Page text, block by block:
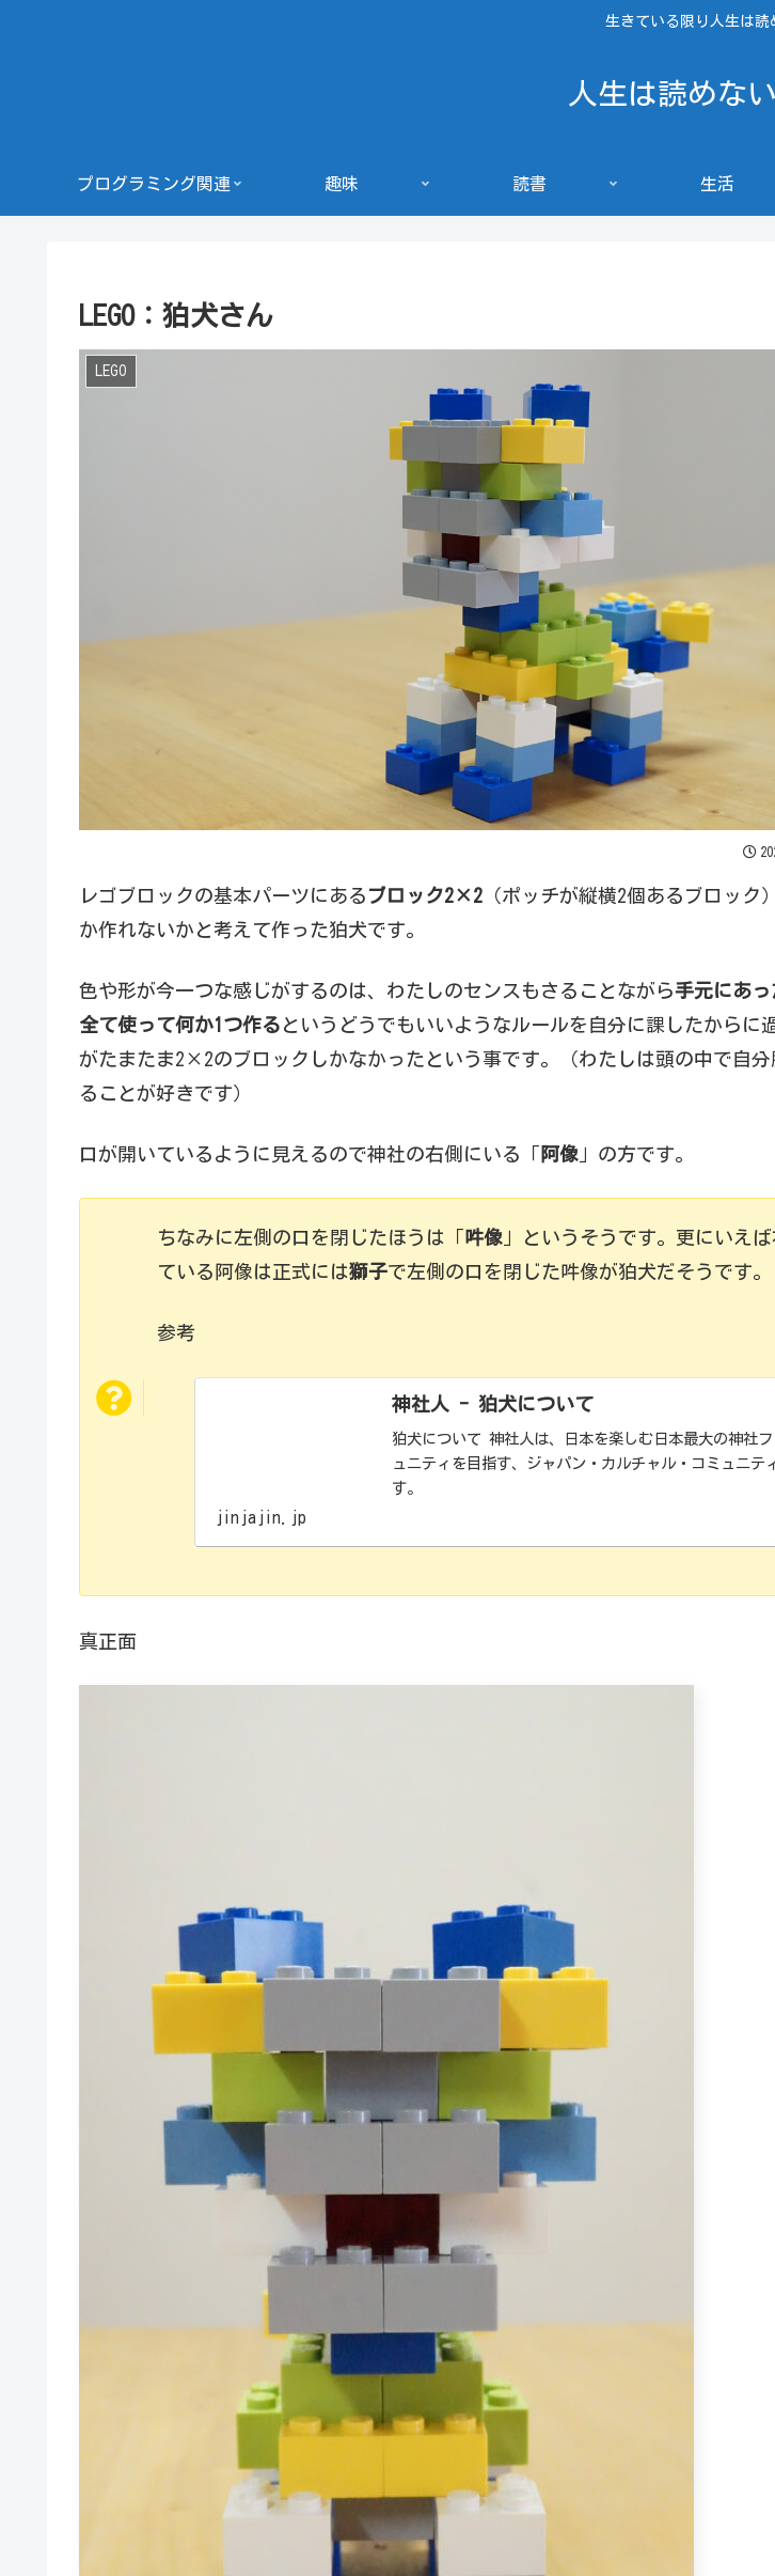
生きている限り人生は読
人生は読めな
プログラミング関連 趣味 読書 生活
LEGO：狛犬さん
LEGO
レゴブロックの基本パーツにある ブロック2×2 （ポッチが縦横2個あるブロック
か作れないかと考えて作った狛犬です。
色や形が今一つな感じがするのは、わたしのセンスもさることながら手元にあ
全て使って何か1つ作る というどうでもいいようなルールを自分に課したからに
がたまたま2×2のブロックしかなかったという事です。（わたしは頭の中で自
ることが好きです）
口が開いているように見えるので神社の右側にいる「 阿像 」の方です。
ちなみに左側の口を閉じたほうは「 吽像 」というそうです。更にいえ
ている阿像は正式には獅子で左側の口を閉じた吽像が狛犬だそうです。
参考
神社人 - 狛犬について
狛犬について 神社人は、日本を楽しむ日本最大の神社フ
ュニティを目指す、ジャパン・カルチャル・コミュニテ
す。
jinjajin.jp
真正面